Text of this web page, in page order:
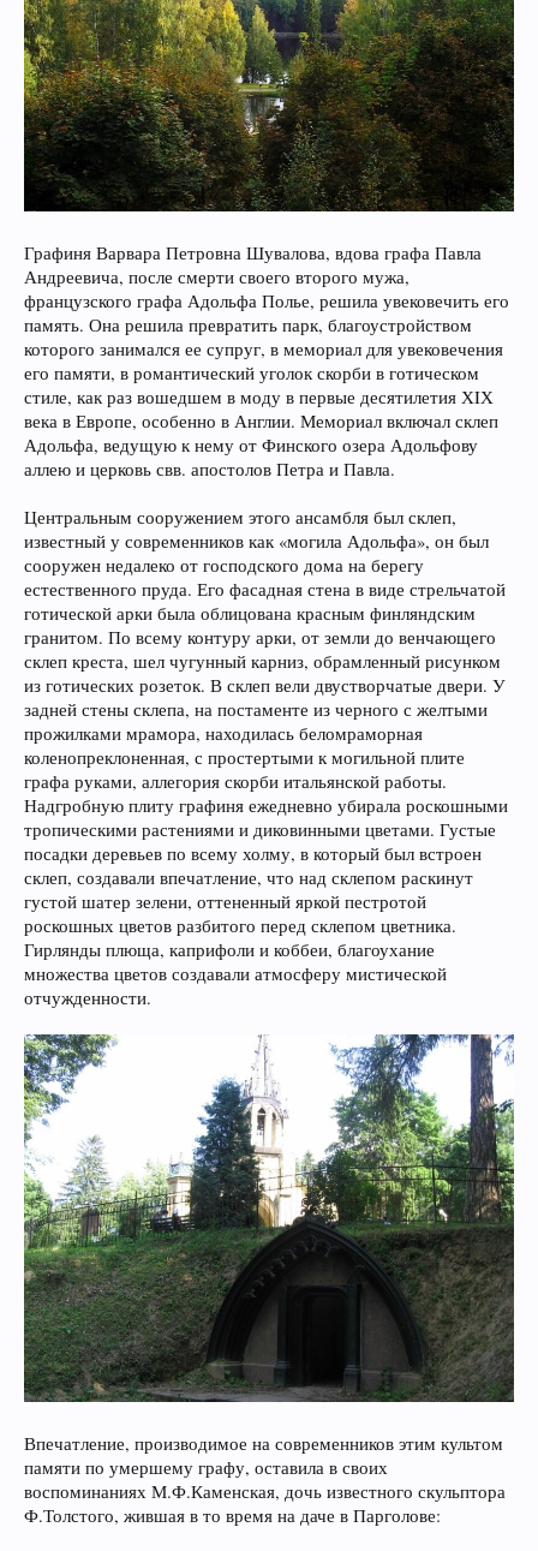
Графиня Варвара Петровна Шувалова, вдова графа Павла
Андреевича, после смерти своего второго мужа,
французского графа Адольфа Полье, решила увековечить его
память. Она решила превратить парк, благоустройством
которого занимался ее супруг, в мемориал для увековечения
его памяти, в романтический уголок скорби в готическом
стиле, как раз вошедшем в моду в первые десятилетия ХIХ
века в Европе, особенно в Англии. Мемориал включал склеп
Адольфа, ведущую к нему от Финского озера Адольфову
аллею и церковь свв. апостолов Петра и Павла.
Центральным сооружением этого ансамбля был склеп,
известный у современников как «могила Адольфа», он был
сооружен недалеко от господского дома на берегу
естественного пруда. Его фасадная стена в виде стрельчатой
готической арки была облицована красным финляндским
гранитом. По всему контуру арки, от земли до венчающего
склеп креста, шел чугунный карниз, обрамленный рисунком
из готических розеток. В склеп вели двустворчатые двери. У
задней стены склепа, на постаменте из черного с желтыми
прожилками мрамора, находилась беломраморная
коленопреклоненная, с простертыми к могильной плите
графа руками, аллегория скорби итальянской работы.
Надгробную плиту графиня ежедневно убирала роскошными
тропическими растениями и диковинными цветами. Густые
посадки деревьев по всему холму, в который был встроен
склеп, создавали впечатление, что над склепом раскинут
густой шатер зелени, оттененный яркой пестротой
роскошных цветов разбитого перед склепом цветника.
Гирлянды плюща, каприфоли и коббеи, благоухание
множества цветов создавали атмосферу мистической
отчужденности.
Впечатление, производимое на современников этим культом
памяти по умершему графу, оставила в своих
воспоминаниях М.Ф.Каменская, дочь известного скульптора
Ф.Толстого, жившая в то время на даче в Парголове: